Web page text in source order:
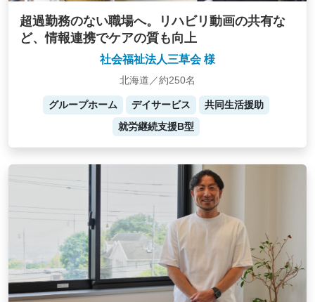
超過勤務のない職場へ。リハビリ動画の共有な
ど、情報連携でケアの質も向上
社会福祉法人三草会 様
北海道／約250名
グループホーム デイサービス
共同生活援助
就労継続支援B型